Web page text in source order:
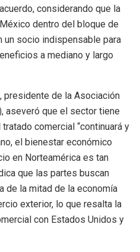
considerando que la
dentro del bloque de
un socio indispensable para
a mediano y largo
presidente de la Asociación
aseveró que el sector tiene
comercial “continuará y
el bienestar económico
en Norteamérica es tan
que las partes buscan
de la mitad de la economía
exterior, lo que resalta la
con Estados Unidos y